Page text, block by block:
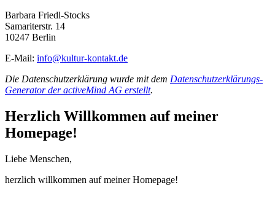
Barbara Friedl-Stocks
Samariterstr. 14
10247 Berlin
E-Mail: info@kultur-kontakt.de
Die Datenschutzerklärung wurde mit dem Datenschutzerklärungs-
Generator der activeMind AG erstellt.
Herzlich Willkommen auf meiner
Homepage!
Liebe Menschen,
herzlich willkommen auf meiner Homepage!